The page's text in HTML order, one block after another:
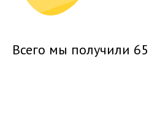
Всего мы получили